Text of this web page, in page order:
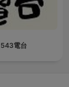
543電台